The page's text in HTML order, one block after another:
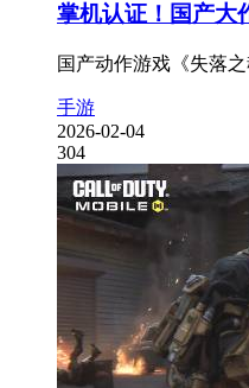
掌机认证！国产大
国产动作游戏《失落
手游
2026-02-04
304